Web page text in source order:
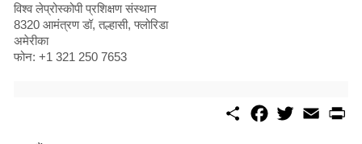
विश्व लेप्रोस्कोपी प्रशिक्षण संस्थान
8320 आमंत्रण डॉ, तल्हासी, फ्लोरिडा
अमेरीका
फोन: +1 321 250 7653
S
w
E
m